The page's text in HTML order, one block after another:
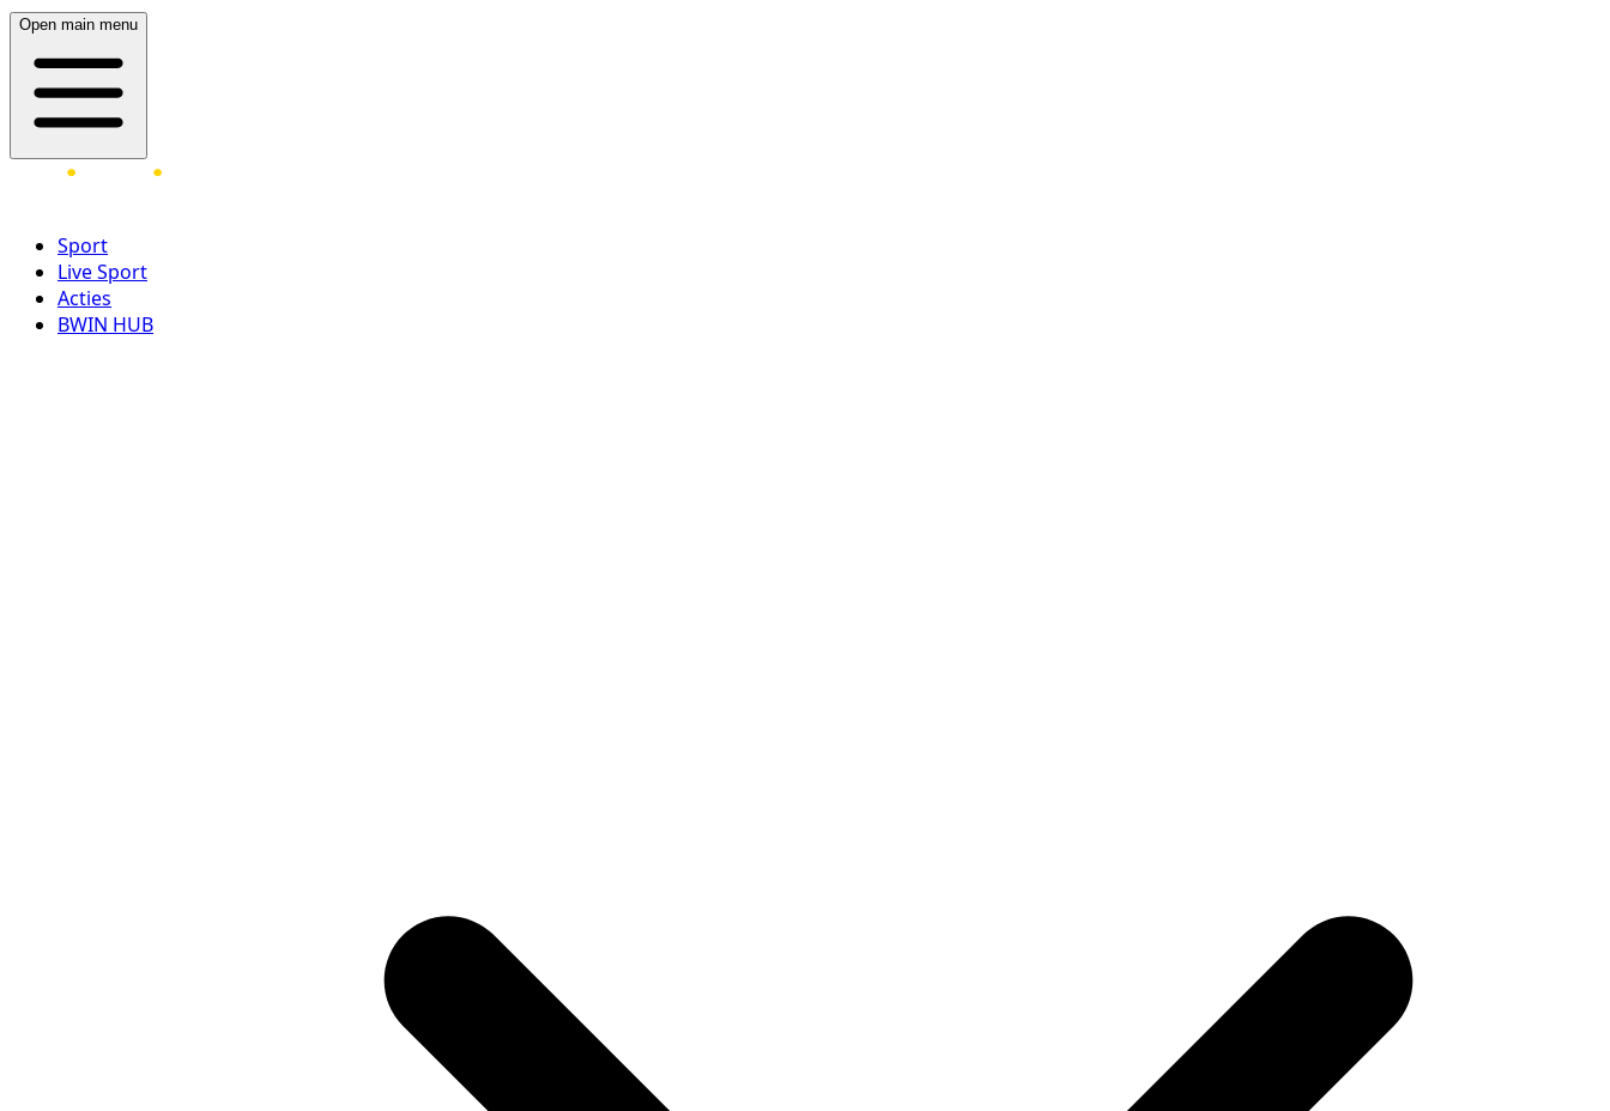
Open main menu
Sport
Live Sport
Acties
BWIN HUB